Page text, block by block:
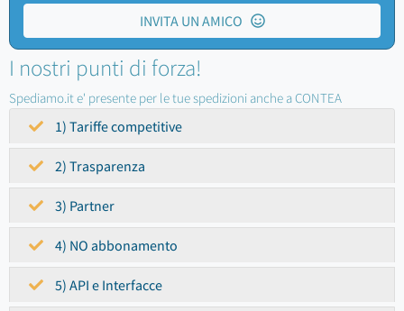
INVITA UN AMICO
I nostri punti di forza!
Spediamo.it e' presente per le tue spedizioni anche a CONTEA
1) Tariffe competitive
2) Trasparenza
3) Partner
4) NO abbonamento
5) API e Interfacce